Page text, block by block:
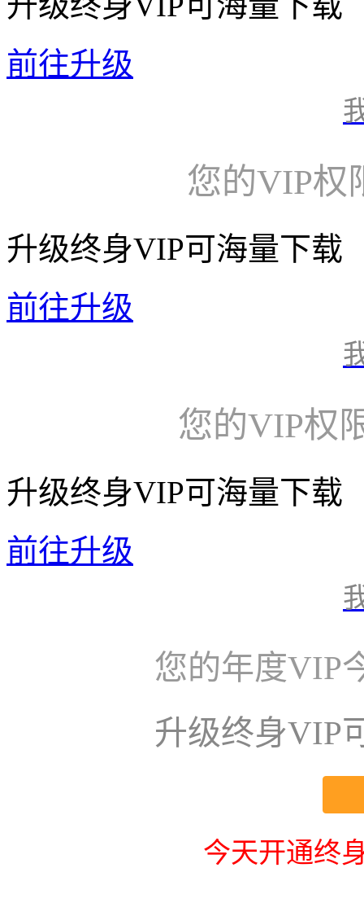
前往升级
您的VIP权
升级终身VIP可海量下载
前往升级
您的VIP权
升级终身VIP可海量下载
前往升级
您的年度VIP
升级终身VIP
今天开通终